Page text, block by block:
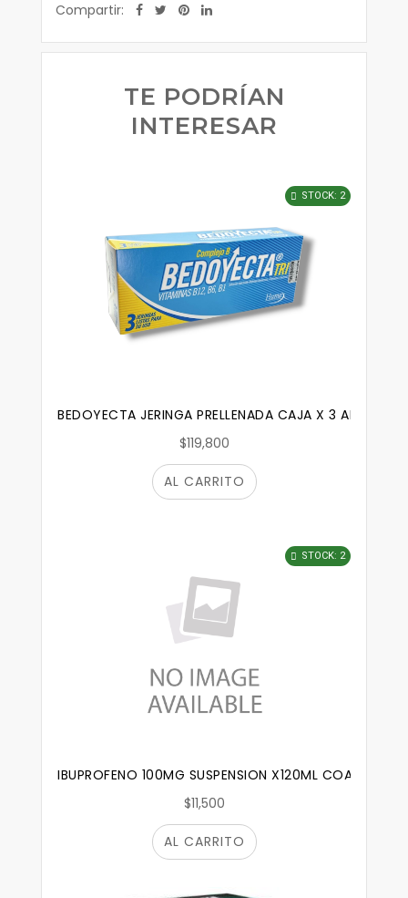
Compartir:
TE PODRÍAN
INTERESAR
BEDOYECTA JERINGA PRELLENADA CAJA X 3 AMPOLLAS
$119,800
STOCK: 2
AL CARRITO
IBUPROFENO 100MG SUSPENSION X120ML
$11,500
STOCK: 2
AL CARRITO